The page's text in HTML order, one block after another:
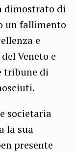
dimostrato di
un fallimento
e
Veneto e
tribune di
societaria
la sua
presente